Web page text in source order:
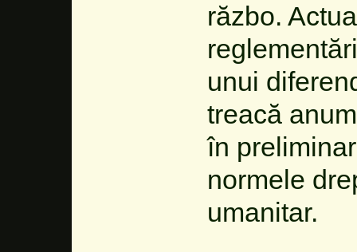
războ.
unui
treacă
în
normele
umanitar.